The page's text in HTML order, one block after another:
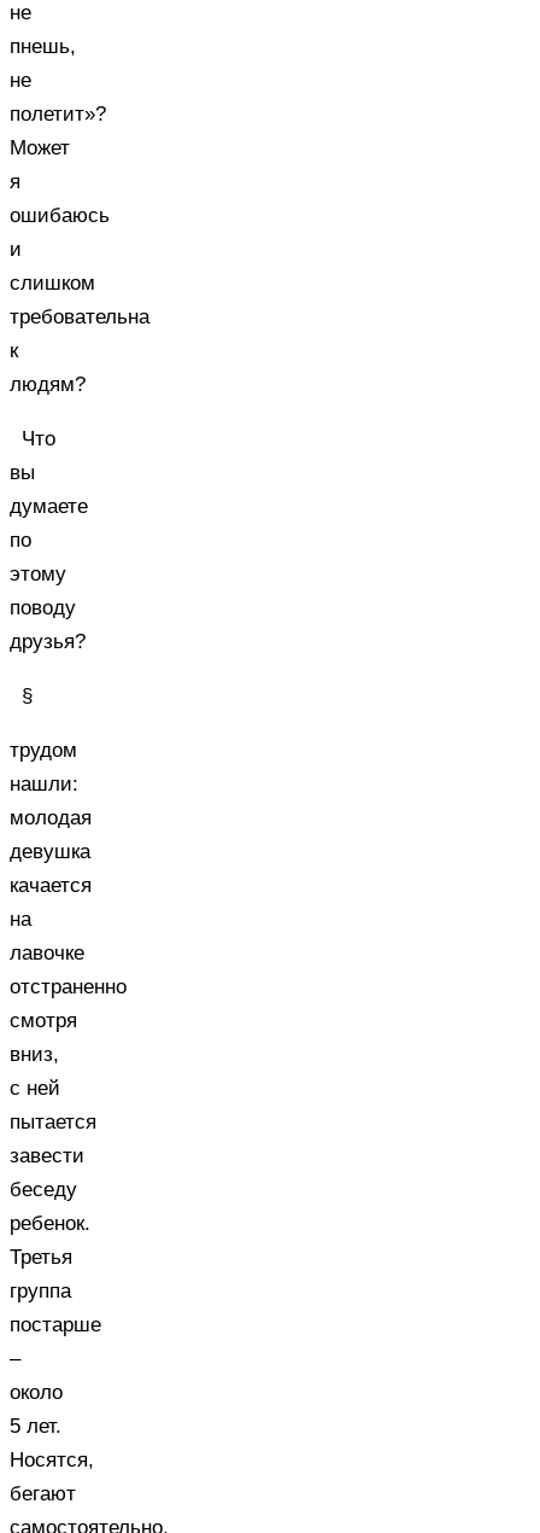
не
пнешь,
не
полетит»?
Может
я
ошибаюсь
и
слишком
требовательна
к
людям?
Что
вы
думаете
по
этому
поводу
друзья?
§
трудом
нашли:
молодая
девушка
качается
на
лавочке
отстраненно
смотря
вниз,
с ней
пытается
завести
беседу
ребенок.
Третья
группа
постарше
–
около
5 лет.
Носятся,
бегают
самостоятельно,